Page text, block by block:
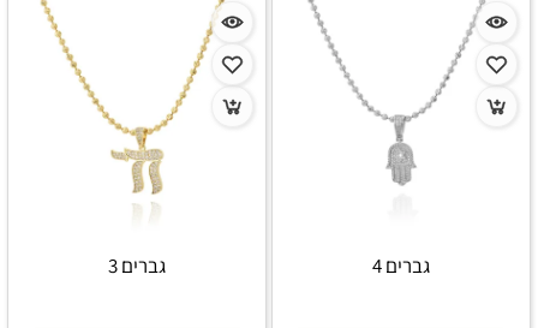
גברים 4 גברים 3